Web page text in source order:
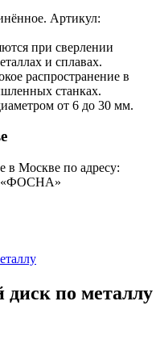
Артикул:
при сверлении
и сплавах.
распространение в
станках.
от 6 до 30 мм.
в Москве по адресу:
«ФОСНА»
по металлу